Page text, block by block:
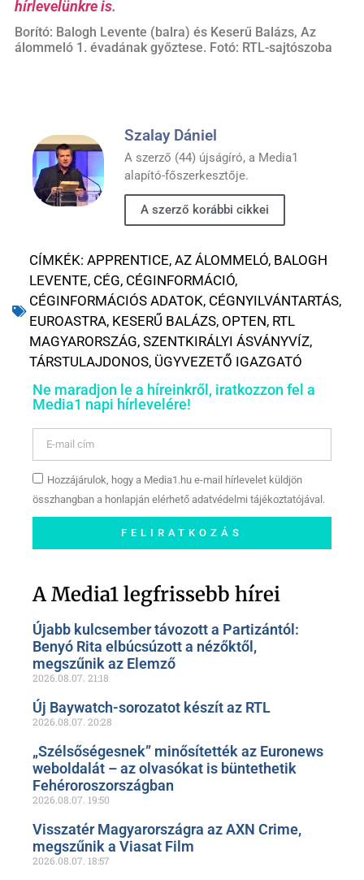
hírlevelünkre is.
Borító: Balogh Levente (balra) és Keserű Balázs, Az
álommeló 1. évadának győztese. Fotó: RTL-sajtószoba
Szalay Dániel
A szerző (44) újságíró, a Media1
alapító-főszerkesztője.
A szerző korábbi cikkei
CÍMKÉK: APPRENTICE, AZ ÁLOMMELÓ, BALOGH
LEVENTE, CÉG, CÉGINFORMÁCIÓ,
CÉGINFORMÁCIÓS ADATOK, CÉGNYILVÁNTARTÁS,
EUROASTRA, KESERŰ BALÁZS, OPTEN, RTL
MAGYARORSZÁG, SZENTKIRÁLYI ÁSVÁNYVÍZ,
TÁRSTULAJDONOS, ÜGYVEZETŐ IGAZGATÓ
Ne maradjon le a híreinkről, iratkozzon fel a
Media1 napi hírlevelére!
Hozzájárulok, hogy a Media1.hu e-mail hírlevelet küldjön
összhangban a honlapján elérhető adatvédelmi tájékoztatójával.
FELIRATKOZÁS
oldalunkon!
A Media1 legfrissebb hírei
Újabb kulcsember távozott a Partizántól:
Benyó Rita elbúcsúzott a nézőktől,
megszűnik az Elemző
2026.08.07. 21:18
Új Baywatch-sorozatot készít az RTL
2026.08.07. 20:28
„Szélsőségesnek” minősítették az Euronews
weboldalát – az olvasókat is büntethetik
Fehéroroszországban
2026.08.07. 19:50
Visszatér Magyarországra az AXN Crime,
megszűnik a Viasat Film
2026.08.07. 18:57